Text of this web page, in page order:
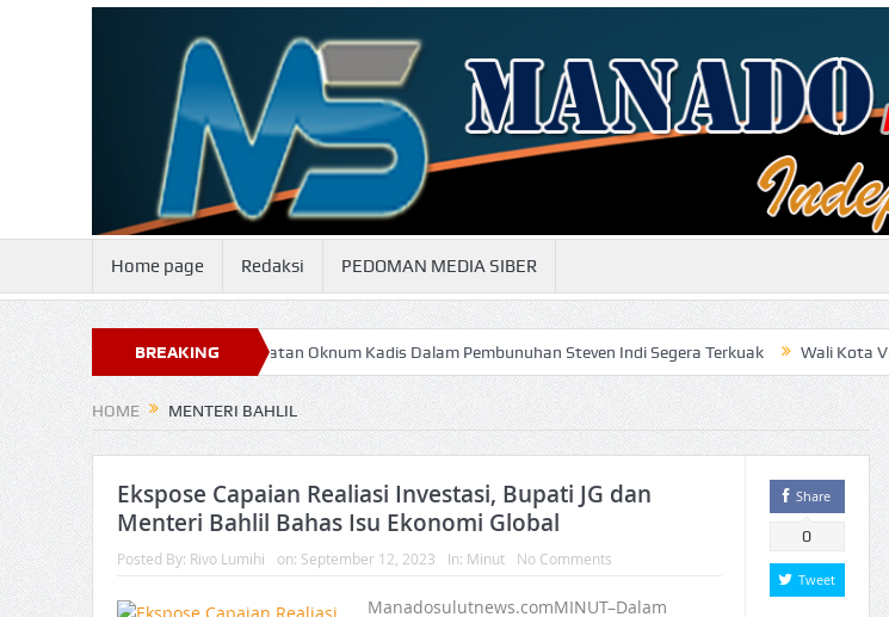
Home page Redaksi PEDOMAN MEDIA SIBER
BREAKING
NEWS
Keterlibatan Oknum Kadis Dalam Pembunuhan Steven Indi Segera Terkuak Wali Kota Vicky Lumentut
HOME MENTERI BAHLIL
Ekspose Capaian Realiasi Investasi, Bupati JG dan
Menteri Bahlil Bahas Isu Ekonomi Global
Posted By: Rivo Lumihi on: September 12, 2023 In: Minut No Comments
Manadosulutnews.comMINUT–Dalam
Share
0
Tweet